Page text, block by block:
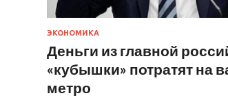
ЭКОНОМИКА
Деньги из главной
«кубышки» потратят на
метро